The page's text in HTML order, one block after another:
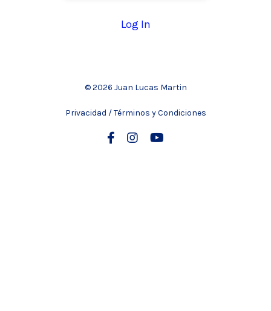
Log In
© 2026 Juan Lucas Martin
Privacidad / Términos y Condiciones